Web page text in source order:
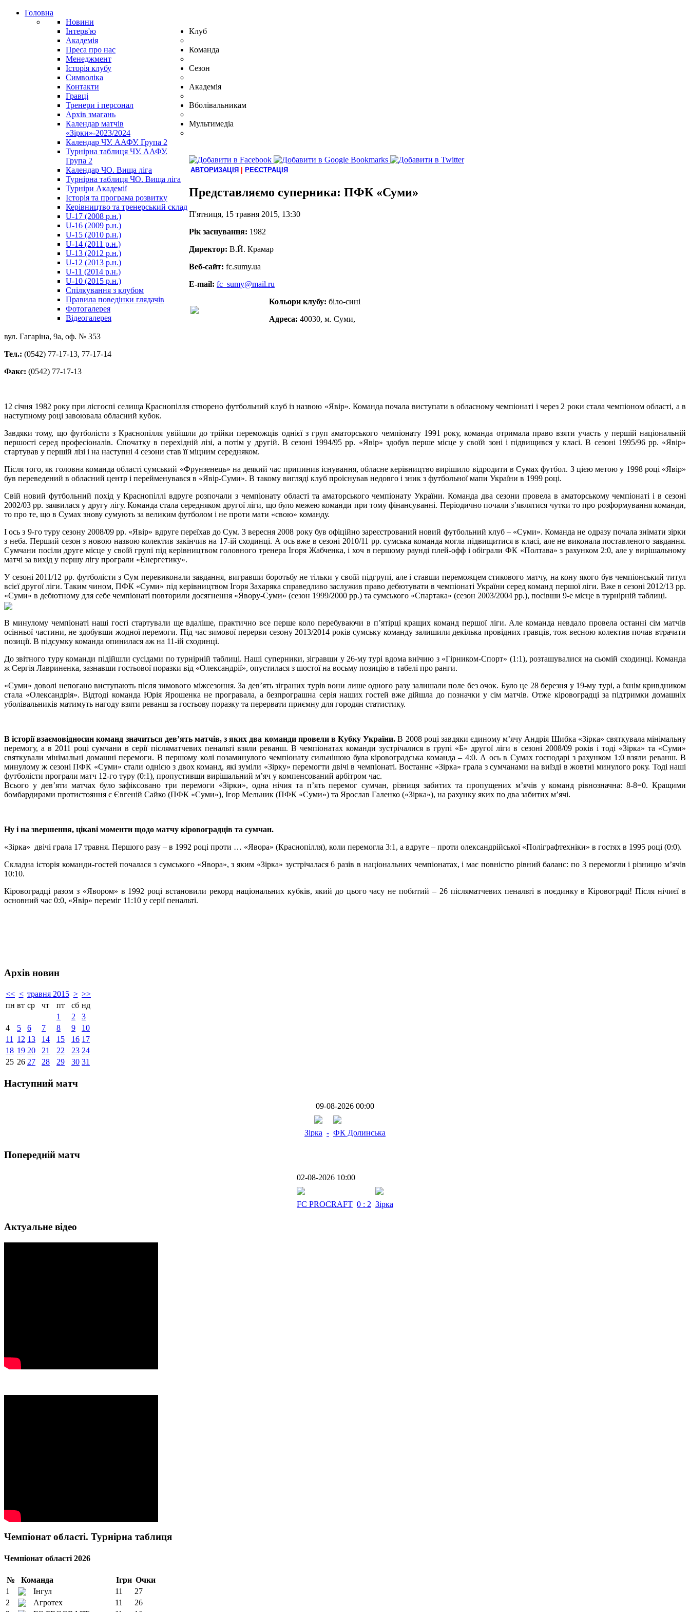
Головна
Новини
Інтерв'ю
Академія
Преса про нас
Клуб
Менеджмент
Історія клубу
Символіка
Контакти
Команда
Гравці
Тренери і персонал
Архів змагань
Сезон
Календар матчів
«Зірки»-2023/2024
Календар ЧУ. ААФУ. Група 2
Турнірна таблиця ЧУ. ААФУ.
Група 2
Календар ЧО. Вища ліга
Турнірна таблиця ЧО. Вища ліга
Академія
Турніри Академії
Історія та програма розвитку
Керівництво та тренерський склад
U-17 (2008 р.н.)
U-16 (2009 р.н.)
U-15 (2010 р.н.)
U-14 (2011 р.н.)
U-13 (2012 р.н.)
U-12 (2013 р.н.)
U-11 (2014 р.н.)
U-10 (2015 р.н.)
Вболівальникам
Спілкування з клубом
Правила поведінки глядачів
Мультимедіа
Фотогалерея
Відеогалерея
АВТОРИЗАЦІЯ РЕЄСТРАЦІЯ
Представляємо суперника: ПФК «Суми»
П'ятниця, 15 травня 2015, 13:30
Рік заснування: 1982
Директор: В.Й. Крамар
Веб-сайт: fc.sumy.ua
E-mail: fc_sumy@mail.ru
Кольори клубу: біло-сині
Адреса: 40030, м. Суми,
вул. Гагаріна, 9а, оф. № 353
Тел.: (0542) 77-17-13, 77-17-14
Факс: (0542) 77-17-13
12 січня 1982 року при лісгоспі селища Краснопілля створено футбольний клуб із назвою «Явір». Команда почала виступати в обласному чемпіонаті і через 2 роки стала чемпіоном області, а в
наступному році завоювала обласний кубок.
Завдяки тому, що футболісти з Краснопілля увійшли до трійки переможців однієї з груп аматорського чемпіонату 1991 року, команда отримала право взяти участь у першій національній
першості серед професіоналів. Спочатку в перехідній лізі, а потім у другій. В сезоні 1994/95 рр. «Явір» здобув перше місце у своїй зоні і підвищився у класі. В сезоні 1995/96 рр. «Явір»
стартував у першій лізі і на наступні 4 сезони став її міцним середняком.
Після того, як головна команда області сумський «Фрунзенець» на деякий час припинив існування, обласне керівництво вирішило відродити в Сумах футбол. З цією метою у 1998 році «Явір»
був переведений в обласний центр і перейменувався в «Явір-Суми». В такому вигляді клуб проіснував недовго і зник з футбольної мапи України в 1999 році.
Свій новий футбольний похід у Краснопіллі вдруге розпочали з чемпіонату області та аматорського чемпіонату України. Команда два сезони провела в аматорському чемпіонаті і в сезоні
2002/03 рр. заявилася у другу лігу. Команда стала середняком другої ліги, що було межею команди при тому фінансуванні. Періодично почали з’являтися чутки то про розформування команди,
то про те, що в Сумах знову сумують за великим футболом і не проти мати «свою» команду.
І ось з 9-го туру сезону 2008/09 рр. «Явір» вдруге переїхав до Сум. 3 вересня 2008 року був офіційно зареєстрований новий футбольний клуб – «Суми». Команда не одразу почала знімати зірки
з неба. Перший сезон з новою назвою колектив закінчив на 17-ій сходинці. А ось вже в сезоні 2010/11 рр. сумська команда могла підвищитися в класі, але не виконала поставленого завдання.
Сумчани посіли друге місце у своїй групі під керівництвом головного тренера Ігоря Жабченка, і хоч в першому раунді плей-офф і обіграли ФК «Полтава» з рахунком 2:0, але у вирішальному
матчі за вихід у першу лігу програли «Енергетику».
У сезоні 2011/12 рр. футболісти з Сум перевиконали завдання, вигравши боротьбу не тільки у своїй підгрупі, але і ставши переможцем стикового матчу, на кону якого був чемпіонський титул
всієї другої ліги. Таким чином, ПФК «Суми» під керівництвом Ігоря Захаряка справедливо заслужив право дебютувати в чемпіонаті України серед команд першої ліги. Вже в сезоні 2012/13 рр.
«Суми» в дебютному для себе чемпіонаті повторили досягнення «Явору-Суми» (сезон 1999/2000 рр.) та сумського «Спартака» (сезон 2003/2004 рр.), посівши 9-е місце в турнірній таблиці.
В минулому чемпіонаті наші гості стартували ще вдаліше, практично все перше коло перебуваючи в п’ятірці кращих команд першої ліги. Але команда невдало провела останні сім матчів
осінньої частини, не здобувши жодної перемоги. Під час зимової перерви сезону 2013/2014 років сумську команду залишили декілька провідних гравців, тож весною колектив почав втрачати
позиції. В підсумку команда опинилася аж на 11-ій сходинці.
До звітного туру команди підійшли сусідами по турнірній таблиці. Наші суперники, зігравши у 26-му турі вдома внічию з «Гірником-Спорт» (1:1), розташувалися на сьомій сходинці. Команда
ж Сергія Лавриненка, зазнавши гостьової поразки від «Олександрії», опустилася з шостої на восьму позицію в табелі про ранги.
«Суми» доволі непогано виступають після зимового міжсезоння. За дев’ять зіграних турів вони лише одного разу залишали поле без очок. Було це 28 березня у 19-му турі, а їхнім кривдником
стала «Олександрія». Відтоді команда Юрія Ярошенка не програвала, а безпрограшна серія наших гостей вже дійшла до позначки у сім матчів. Отже кіровоградці за підтримки домашніх
уболівальників матимуть нагоду взяти реванш за гостьову поразку та перервати приємну для городян статистику.
В історії взаємовідносин команд значиться дев’ять матчів, з яких два команди провели в Кубку України. В 2008 році завдяки єдиному м’ячу Андрія Шибка «Зірка» святкувала мінімальну
перемогу, а в 2011 році сумчани в серії післяматчевих пенальті взяли реванш. В чемпіонатах команди зустрічалися в групі «Б» другої ліги в сезоні 2008/09 років і тоді «Зірка» та «Суми»
святкували мінімальні домашні перемоги. В першому колі позаминулого чемпіонату сильнішою була кіровоградська команда – 4:0. А ось в Сумах господарі з рахунком 1:0 взяли реванш. В
минулому ж сезоні ПФК «Суми» стали однією з двох команд, які зуміли «Зірку» перемогти двічі в чемпіонаті. Востаннє «Зірка» грала з сумчанами на виїзді в жовтні минулого року. Тоді наші
футболісти програли матч 12-го туру (0:1), пропустивши вирішальний м’яч у компенсований арбітром час.
Всього у дев’яти матчах було зафіксовано три перемоги «Зірки», одна нічия та п’ять перемог сумчан, різниця забитих та пропущених м’ячів у команд рівнозначна: 8-8=0. Кращими
бомбардирами протистояння є Євгеній Сайко (ПФК «Суми»), Ігор Мельник (ПФК «Суми») та Ярослав Галенко («Зірка»), на рахунку яких по два забитих м’ячі.
Ну і на звершення, цікаві моменти щодо матчу кіровоградців та сумчан.
«Зірка» двічі грала 17 травня. Першого разу – в 1992 році проти … «Явора» (Краснопілля), коли перемогла 3:1, а вдруге – проти олександрійської «Поліграфтехніки» в гостях в 1995 році (0:0).
Складна історія команди-гостей почалася з сумського «Явора», з яким «Зірка» зустрічалася 6 разів в національних чемпіонатах, і має повністю рівний баланс: по 3 перемогли і різницю м’ячів
10:10.
Кіровоградці разом з «Явором» в 1992 році встановили рекорд національних кубків, який до цього часу не побитий – 26 післяматчевих пенальті в поєдинку в Кіровограді! Після нічиєї в
основний час 0:0, «Явір» переміг 11:10 у серії пенальті.
Архів новин
<< < травня 2015 > >>
пн вт ср чт пт сб нд
1
2
3
4
5 6 7 8 9
10
11
12 13 14 15 16 17
18 19 20 21 22 23 24
25 26 27 28 29 30 31
Наступний матч
09-08-2026 00:00
Зірка - ФК Долинська
Попередній матч
02-08-2026 10:00
FC PROCRAFT 0 : 2 Зірка
Актуальне відео
Чемпіонат області. Турнірна таблиця
Чемпіонат області 2026
№ Команда Ігри Очки
1
Інгул 11
27
2
Агротех 11
26